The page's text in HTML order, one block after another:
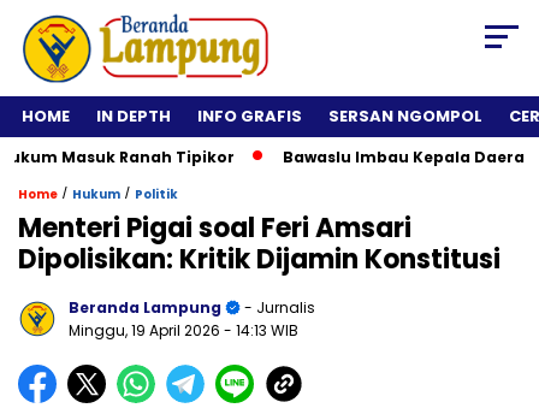
HOME IN DEPTH INFO GRAFIS SERSAN NGOMPOL
Masuk Ranah Tipikor Bawaslu Imbau Kepala Daerah
Home / Hukum / Politik
Menteri Pigai soal Feri Amsari
Dipolisikan: Kritik Dijamin Konstitusi
Beranda Lampung
- Jurnalis
Minggu, 19 April 2026 - 14:13 WIB